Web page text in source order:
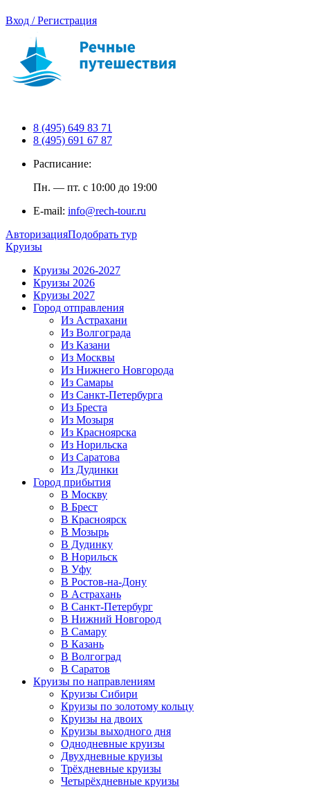
Вход / Регистрация
8 (495) 649 83 71
8 (495) 691 67 87
Расписание:
Пн. — пт. с 10:00 до 19:00
E-mail: info@rech-tour.ru
АвторизацияПодобрать тур
Круизы
Круизы 2026-2027
Круизы 2026
Круизы 2027
Город отправления
Из Астрахани
Из Волгограда
Из Казани
Из Москвы
Из Нижнего Новгорода
Из Самары
Из Санкт-Петербурга
Из Бреста
Из Мозыря
Из Красноярска
Из Норильска
Из Саратова
Из Дудинки
Город прибытия
В Москву
В Брест
В Красноярск
В Мозырь
В Дудинку
В Норильск
В Уфу
В Ростов-на-Дону
В Астрахань
В Санкт-Петербург
В Нижний Новгород
В Самару
В Казань
В Волгоград
В Саратов
Круизы по направлениям
Круизы Сибири
Круизы по золотому кольцу
Круизы на двоих
Круизы выходного дня
Однодневные круизы
Двухдневные круизы
Трёхдневные круизы
Четырёхдневные круизы